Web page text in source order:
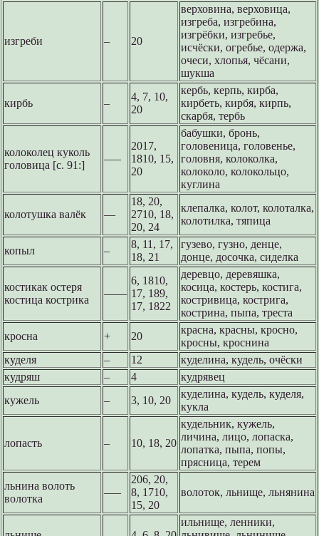
изгреби – 20
верховина, верховица,
изгреба, изгребина,
изгрёбки, изгребье,
исчёски, огребье, одержа,
очеси, хлопья, чёсани,
шукша
кирбь –
4, 7, 10,
20
кербь, керпь, кирба,
кирбеть, кирбя, кирпь,
скарбя, тербь
колоколец куколь
головица [с. 91:]
–––
2017,
1810, 15,
20
бабушки, бронь,
головеница, головенье,
головня, колоколка,
колоколо, колокольцо,
куглина
колотушка валёк ––
18, 20,
2710, 18,
20, 24
клепалка, колот, колоталка,
колотилка, тяпица
копыл –
8, 11, 17,
18, 21
гузево, гузно, денце,
донце, досочка, сиделка
костикак остеря
костица кострика
––––
6, 1810,
17, 189,
17, 1822
деревцо, деревяшка,
косица, костерь, костига,
костривица, кострига,
кострина, пыпа, треста
кросна
+ 20
красна, красны, кросно,
кросны, кроснина
куделя
– 12
куделина, кудель, очёски
кудряш
– 4
кудрявец
кужель
– 3, 10, 20
куделина, кудель, куделя,
кукла
лопасть – 10, 18, 20
кудельник, кужель,
личина, лицо, лопаска,
лопатка, пыпа, попы,
прясница, терем
льнина волоть
волотка
–––
206, 20,
8, 1710,
15, 20
волоток, льнище, льнянина
ильнище, ленники,